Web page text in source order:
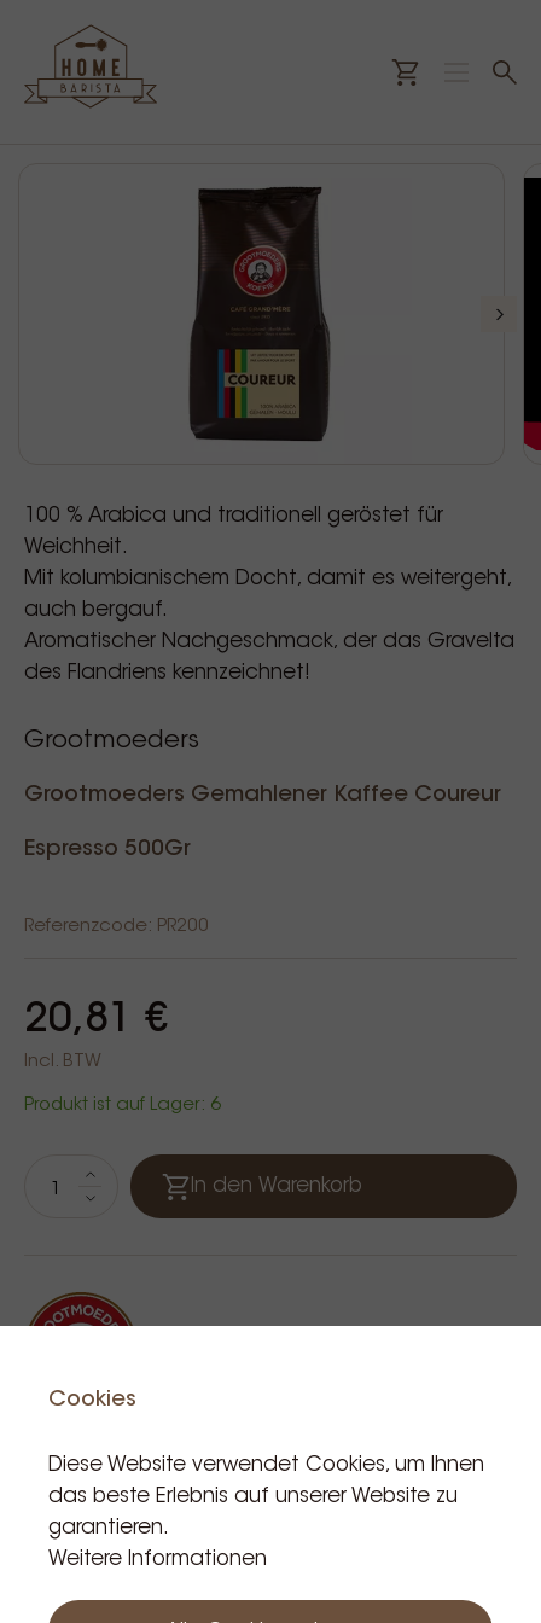
100 % Arabica und traditionell geröstet für
Weichheit.
Mit kolumbianischem Docht, damit es weitergeht,
auch bergauf.
Aromatischer Nachgeschmack, der das Gravelta
des Flandriens kennzeichnet!
Grootmoeders
Grootmoeders Gemahlener Kaffee Coureur
Espresso 500Gr
Referenzcode: PR200
20,81 €
Incl. BTW
Produkt ist auf Lager: 6
In den Warenkorb
Verwandte Produkte
Cookies
Diese Website verwendet Cookies, um Ihnen
das beste Erlebnis auf unserer Website zu
garantieren.
Weitere Informationen